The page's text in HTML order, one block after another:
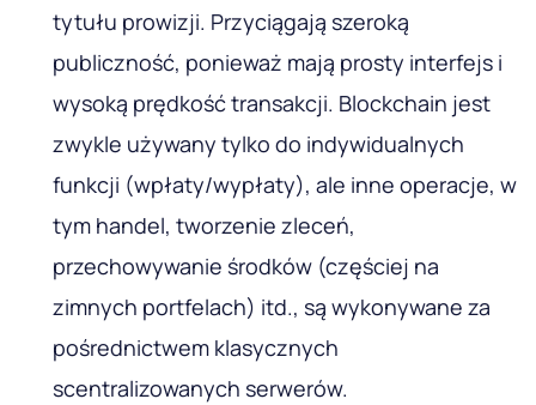
tytułu prowizji. Przyciągają szeroką
publiczność, ponieważ mają prosty interfejs i
wysoką prędkość transakcji. Blockchain jest
zwykle używany tylko do indywidualnych
funkcji (wpłaty/wypłaty), ale inne operacje, w
tym handel, tworzenie zleceń,
przechowywanie środków (częściej na
zimnych portfelach) itd., są wykonywane za
pośrednictwem klasycznych
scentralizowanych serwerów.